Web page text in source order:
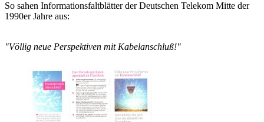
So sahen Informationsfaltblätter der Deutschen Telekom Mitte der
1990er Jahre aus:
"Völlig neue Perspektiven mit Kabelanschluß!"